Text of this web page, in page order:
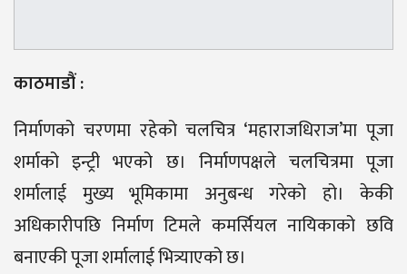
काठमाडौं :
निर्माणको चरणमा रहेको चलचित्र ‘महाराजधिराज’मा पूजा
शर्माको इन्ट्री भएको छ। निर्माणपक्षले चलचित्रमा पूजा
शर्मालाई मुख्य भूमिकामा अनुबन्ध गरेको हो। केकी
अधिकारीपछि निर्माण टिमले कमर्सियल नायिकाको छवि
बनाएकी पूजा शर्मालाई भित्र्याएको छ।